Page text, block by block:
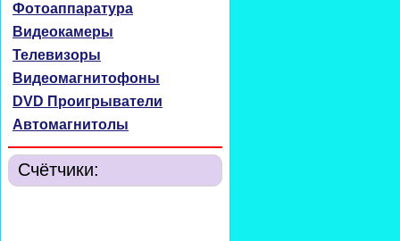
Фотоаппаратура
Видеокамеры
Телевизоры
Видеомагнитофоны
DVD Проигрыватели
Автомагнитолы
Счётчики: